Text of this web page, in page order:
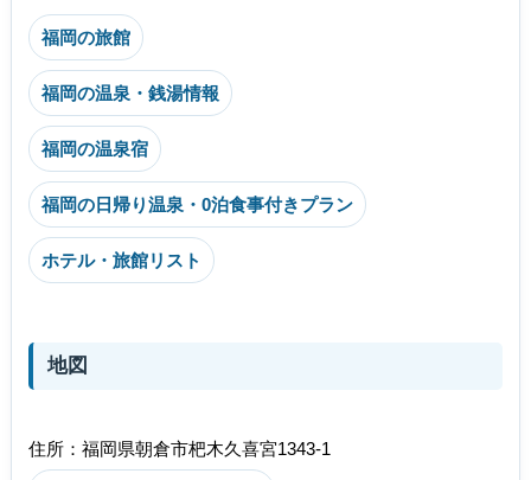
福岡の旅館
福岡の温泉・銭湯情報
福岡の温泉宿
福岡の日帰り温泉・0泊食事付きプラン
ホテル・旅館リスト
地図
住所：福岡県朝倉市杷木久喜宮1343-1